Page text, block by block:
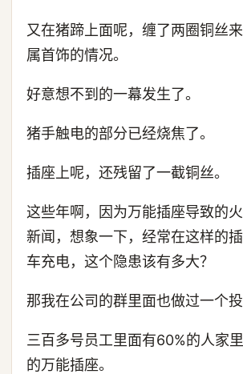
又在猪蹄上面呢，缠了两圈铜丝
属首饰的情况。
好意想不到的一幕发生了。
猪手触电的部分已经烧焦了。
插座上呢，还残留了一截铜丝。
这些年啊，因为万能插座导致的
新闻，想象一下，经常在这样的
车充电，这个隐患该有多大？
那我在公司的群里面也做过一个投
三百多号员工里面有60%的人家
的万能插座。